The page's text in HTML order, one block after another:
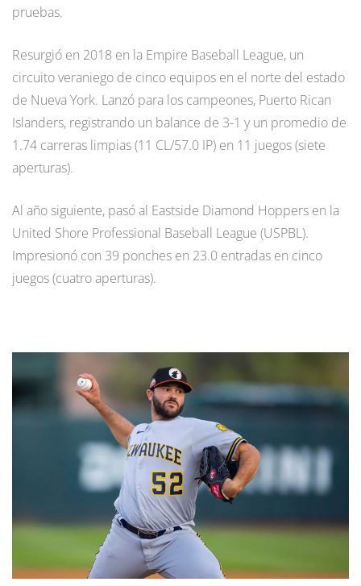
pruebas.
Resurgió en 2018 en la Empire Baseball League, un
circuito veraniego de cinco equipos en el norte del estado
de Nueva York. Lanzó para los campeones, Puerto Rican
Islanders, registrando un balance de 3-1 y un promedio de
1.74 carreras limpias (11 CL/57.0 IP) en 11 juegos (siete
aperturas).
Al año siguiente, pasó al Eastside Diamond Hoppers en la
United Shore Professional Baseball League (USPBL).
Impresionó con 39 ponches en 23.0 entradas en cinco
juegos (cuatro aperturas).